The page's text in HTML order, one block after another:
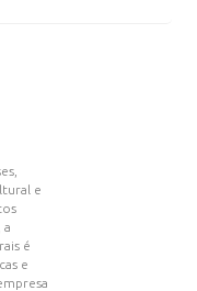
e
a
é
e